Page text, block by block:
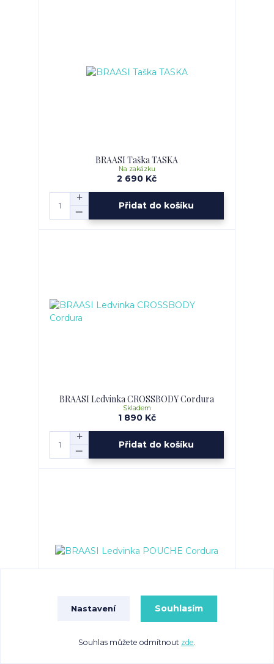
BRAASI Taška TASKA
2 690 Kč
Na zakázku
Přidat do košíku
BRAASI Ledvinka CROSSBODY Cordura
1 890 Kč
Skladem
Přidat do košíku
BRAASI Ledvinka POUCHE Cordura
Skladem
Nastavení Souhlasím
Souhlas můžete odmítnout zde